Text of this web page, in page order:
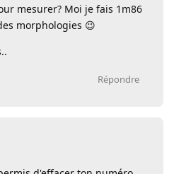
mesurer? Moi je fais 1m86
morphologies 😉
Répondre